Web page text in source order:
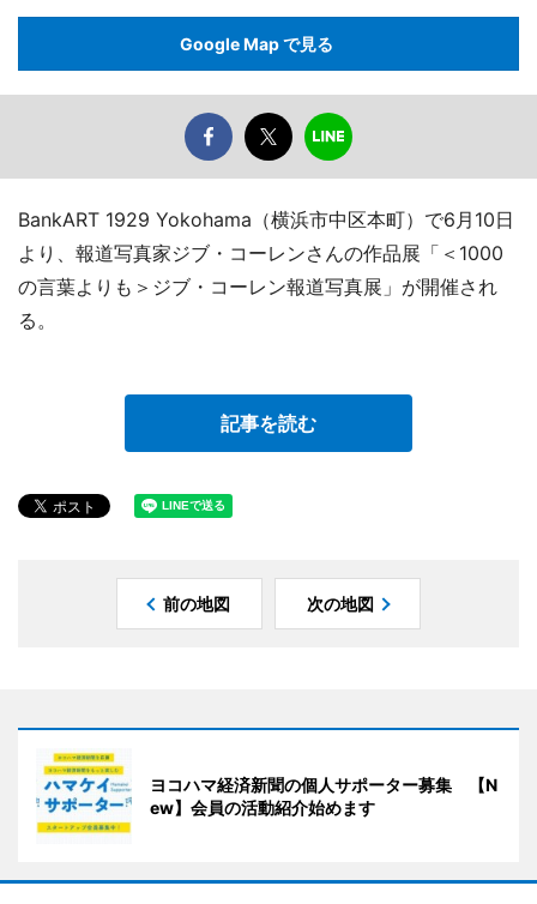
Google Map で見る
BankART 1929 Yokohama（横浜市中区本町）で6月10日
より、報道写真家ジブ・コーレンさんの作品展「＜1000
の言葉よりも＞ジブ・コーレン報道写真展」が開催され
る。
記事を読む
前の地図 次の地図
ヨコハマ経済新聞の個人サポーター募集 【N
ew】会員の活動紹介始めます